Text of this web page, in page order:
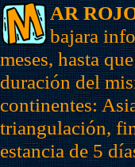
AR
bajara
meses, hasta
duración del
continentes:
triangulación,
estancia de 5